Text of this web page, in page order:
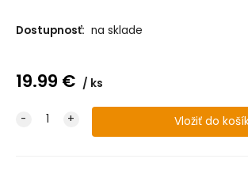
Dostupnosť: na sklade
19.99 € ks